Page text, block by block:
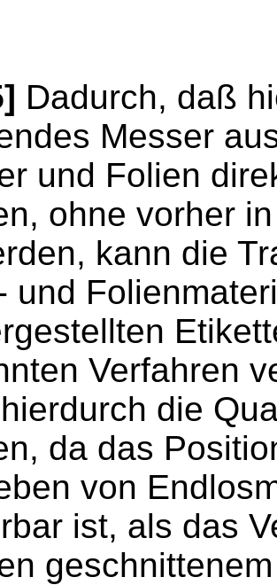
Dadurch, daß
Messer
und Folien
ohne vorher
kann die
und
Verfahren
die
da das
von
ist, als das